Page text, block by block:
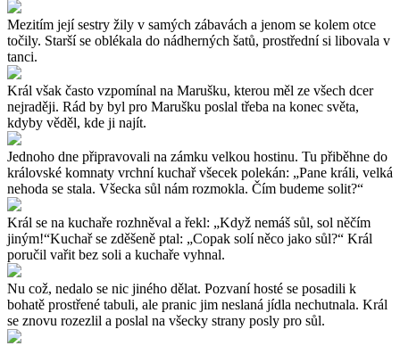
Mezitím její sestry žily v samých zábavách a jenom se kolem otce
točily. Starší se oblékala do nádherných šatů, prostřední si libovala v
tanci.
Král však často vzpomínal na Marušku, kterou měl ze všech dcer
nejraději. Rád by byl pro Marušku poslal třeba na konec světa,
kdyby věděl, kde ji najít.
Jednoho dne připravovali na zámku velkou hostinu. Tu přiběhne do
královské komnaty vrchní kuchař všecek polekán: „Pane králi, velká
nehoda se stala. Všecka sůl nám rozmokla. Čím budeme solit?“
Král se na kuchaře rozhněval a řekl: „Když nemáš sůl, sol něčím
jiným!“Kuchař se zděšeně ptal: „Copak solí něco jako sůl?“ Král
poručil vařit bez soli a kuchaře vyhnal.
Nu což, nedalo se nic jiného dělat. Pozvaní hosté se posadili k
bohatě prostřené tabuli, ale pranic jim neslaná jídla nechutnala. Král
se znovu rozezlil a poslal na všecky strany posly pro sůl.